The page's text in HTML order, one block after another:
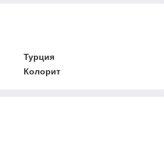
Турция
Колорит